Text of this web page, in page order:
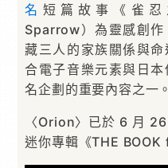
名 短篇故事《雀
Sparrow）為靈感創
藏三人的家族關係與
合電子音樂元素與日
名企劃的重要內容之一。
〈Orion〉已於 6 月
迷你專輯《THE BOOK